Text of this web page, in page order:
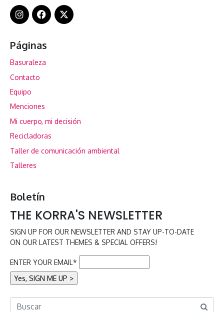
Páginas
Basuraleza
Contacto
Equipo
Menciones
Mi cuerpo, mi decisión
Recicladoras
Taller de comunicación ambiental
Talleres
Boletín
THE KORRA'S NEWSLETTER
SIGN UP FOR OUR NEWSLETTER AND STAY UP-TO-DATE
ON OUR LATEST THEMES & SPECIAL OFFERS!
ENTER YOUR EMAIL*